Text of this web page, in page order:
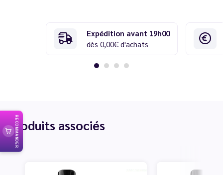
Expédition avant 19h00
dès 0,00€ d'achats
Produits associés
RECOMMANDER